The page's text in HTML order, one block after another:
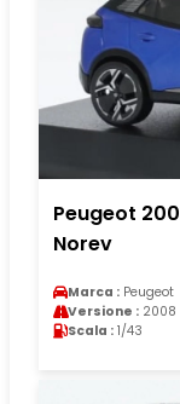
Peugeot
Norev
Marca : Peugeot
Versione : 2008
Scala : 1/43